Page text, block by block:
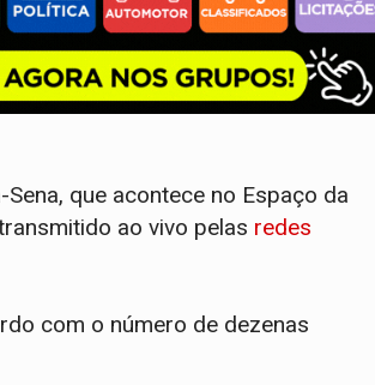
que acontece no Espaço da
ao vivo pelas redes
com o número de dezenas